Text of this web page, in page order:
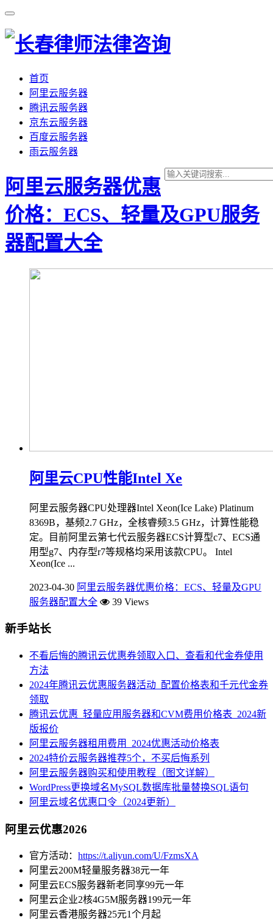
首页
阿里云服务器
腾讯云服务器
京东云服务器
百度云服务器
雨云服务器
阿里云服务器优惠
价格：ECS、轻量及GPU服务
器配置大全
阿里云CPU性能Intel Xe
阿里云服务器CPU处理器Intel Xeon(Ice Lake) Platinum
8369B，基频2.7 GHz，全核睿频3.5 GHz，计算性能稳
定。目前阿里云第七代云服务器ECS计算型c7、ECS通
用型g7、内存型r7等规格均采用该款CPU。 Intel
Xeon(Ice ...
2023-04-30 阿里云服务器优惠价格：ECS、轻量及GPU
服务器配置大全
39 Views
新手站长
不看后悔的腾讯云优惠券领取入口、查看和代金券使用
方法
2024年腾讯云优惠服务器活动_配置价格表和千元代金券
领取
腾讯云优惠_轻量应用服务器和CVM费用价格表_2024新
版报价
阿里云服务器租用费用_2024优惠活动价格表
2024特价云服务器推荐5个，不买后悔系列
阿里云服务器购买和使用教程（图文详解）
WordPress更换域名MySQL数据库批量替换SQL语句
阿里云域名优惠口令（2024更新）
阿里云优惠2026
官方活动： https://t.aliyun.com/U/FzmsXA
阿里云200M轻量服务器38元一年
阿里云ECS服务器新老同享99元一年
阿里云企业2核4G5M服务器199元一年
阿里云香港服务器25元1个月起